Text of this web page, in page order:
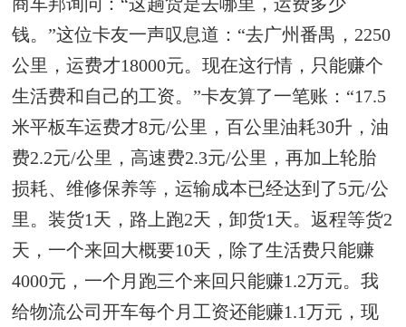
钱。”这位卡友一声叹息道：“去广州番禺，2250
公里，运费才18000元。现在这行情，只能赚个
生活费和自己的工资。”卡友算了一笔账：“17.5
米平板车运费才8元/公里，百公里油耗30升，油
费2.2元/公里，高速费2.3元/公里，再加上轮胎
损耗、维修保养等，运输成本已经达到了5元/公
里。装货1天，路上跑2天，卸货1天。返程等货2
天，一个来回大概要10天，除了生活费只能赚
4000元，一个月跑三个来回只能赚1.2万元。我
给物流公司开车每个月工资还能赚1.1万元，现